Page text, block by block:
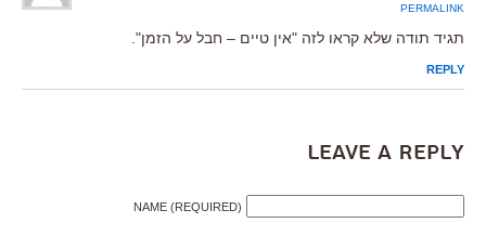
PERMALINK
תגיד תודה שלא קראו לזה "אין טיים – חבל על הזמן".
REPLY
Leave a Reply
NAME (REQUIRED)